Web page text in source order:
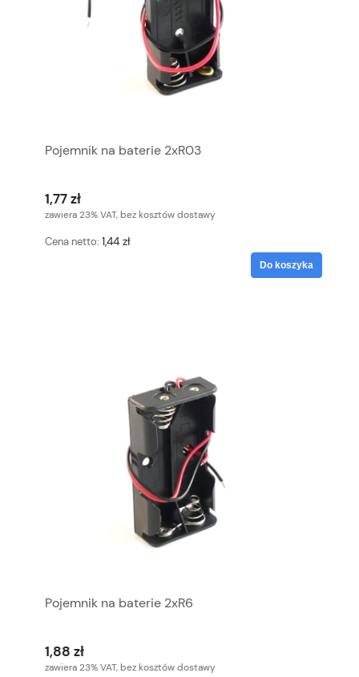
Pojemnik na baterie 2xR03
1,77 zł
zawiera 23% VAT, bez kosztów dostawy
Cena netto: 1,44 zł
Do koszyka
Pojemnik na baterie 2xR6
1,88 zł
zawiera 23% VAT, bez kosztów dostawy